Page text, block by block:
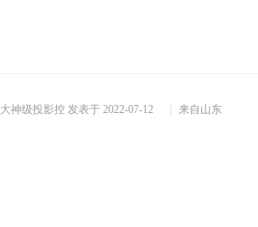
大神级投影控 发表于 2022-07-12 来自山东